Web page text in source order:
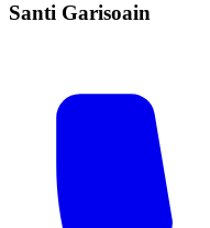
Santi Garisoain